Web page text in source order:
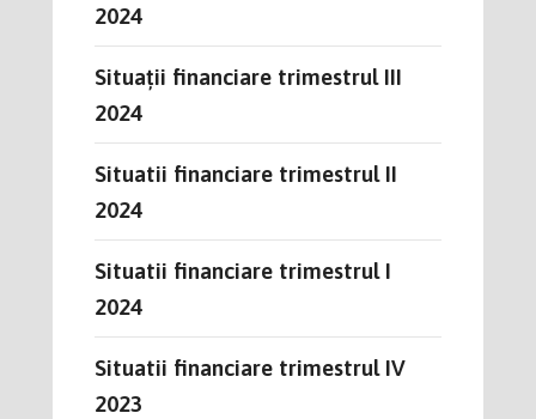
2024
Situații financiare trimestrul III
2024
Situatii financiare trimestrul II
2024
Situatii financiare trimestrul I
2024
Situatii financiare trimestrul IV
2023